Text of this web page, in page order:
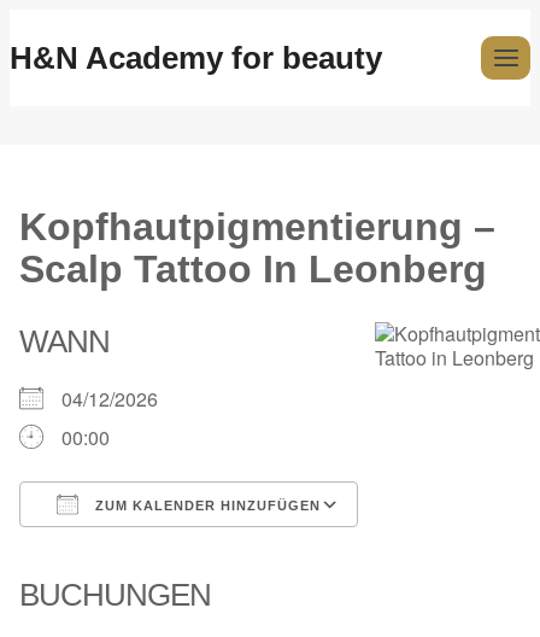
H&N Academy for beauty
Kopfhautpigmentierung –
Scalp Tattoo In Leonberg
WANN
04/12/2026
00:00
ZUM KALENDER HINZUFÜGEN
BUCHUNGEN